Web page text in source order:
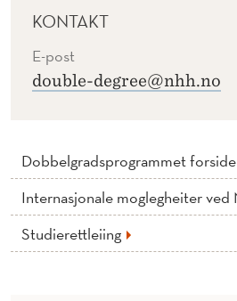
KONTAKT
E-post
double-degree@nhh.no
Dobbelgradsprogrammet forside
Internasjonale moglegheiter ved
Studierettleiing